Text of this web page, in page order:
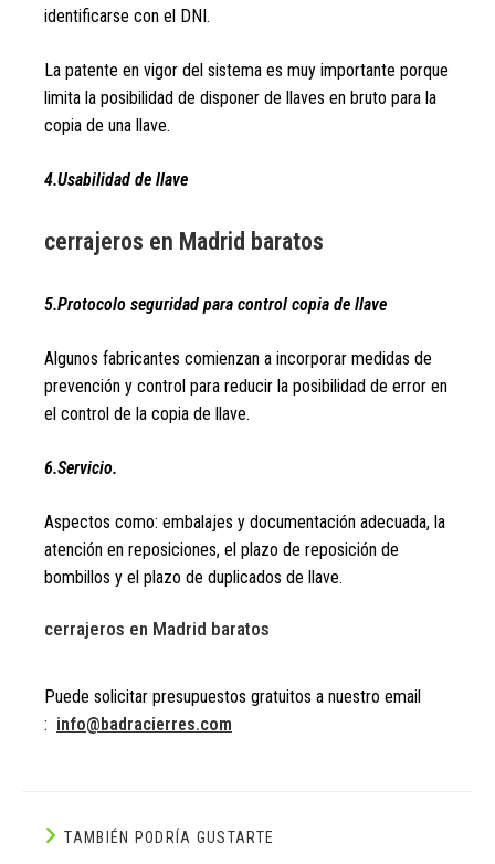
identificarse con el DNI.
La patente en vigor del sistema es muy importante porque
limita la posibilidad de disponer de llaves en bruto para la
copia de una llave.
4.Usabilidad de llave
cerrajeros en Madrid baratos
5.Protocolo seguridad para control copia de llave
Algunos fabricantes comienzan a incorporar medidas de
prevención y control para reducir la posibilidad de error en
el control de la copia de llave.
6.Servicio.
Aspectos como: embalajes y documentación adecuada, la
atención en reposiciones, el plazo de reposición de
bombillos y el plazo de duplicados de llave.
cerrajeros en Madrid baratos
Puede solicitar presupuestos gratuitos a nuestro email
: info@badracierres.com
TAMBIÉN PODRÍA GUSTARTE